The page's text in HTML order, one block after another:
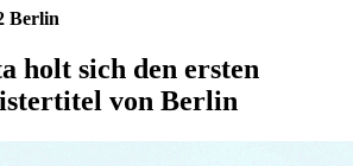
Berlin
holt sich den ersten
von Berlin